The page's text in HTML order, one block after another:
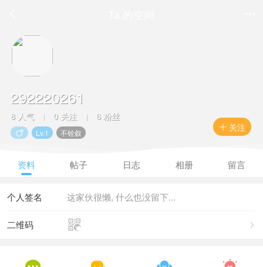
 关注
292220261
8 人气 | 0 关注 | 6 粉丝
 Lv.1 不铨叙
资料 帖子 日志 相册 留言
这家伙很懒, 什么也没留下...
个人签名


二维码